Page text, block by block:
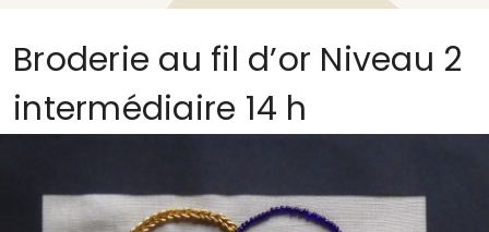
Broderie au fil d’or Niveau 2
intermédiaire 14 h